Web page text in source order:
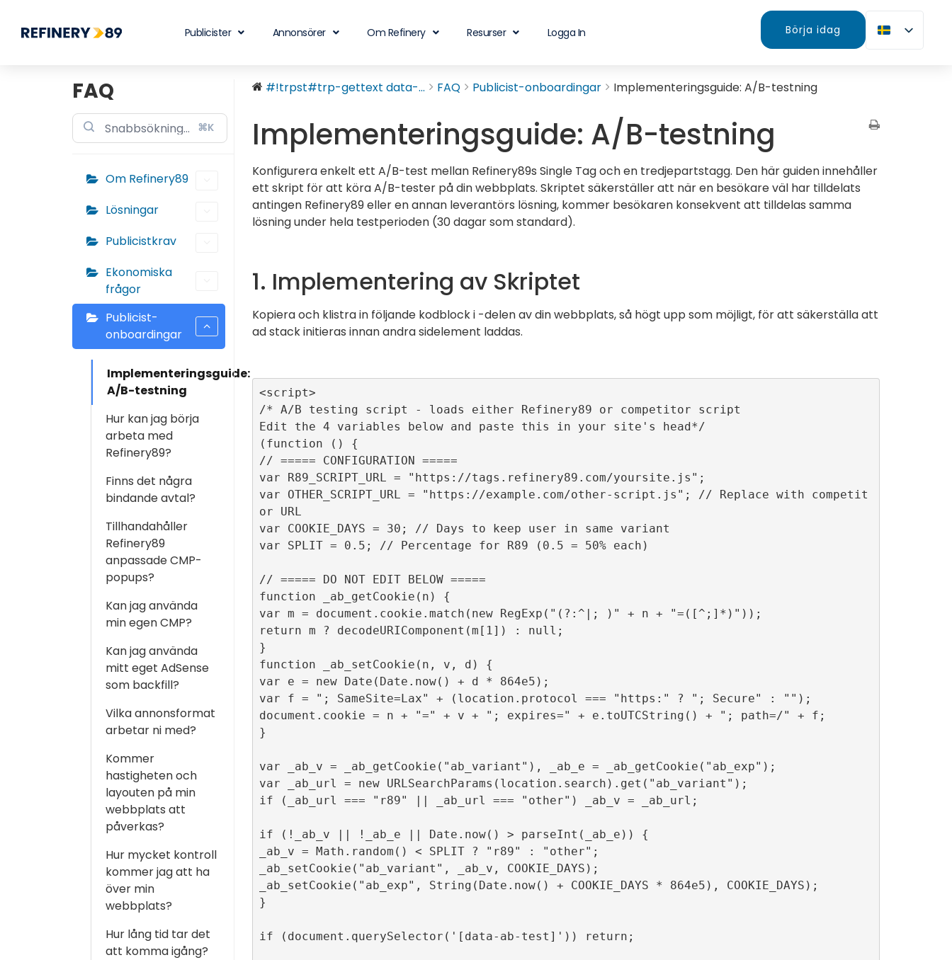
Publicister Annonsörer Om Refinery Resurser Logga In Börja idag
FAQ
⌘K
Om Refinery89
Lösningar
Publicistkrav
Ekonomiska
frågor
Publicist-
onboardingar
Implementeringsguide:
A/B-testning
Hur kan jag börja
arbeta med
Refinery89?
Finns det några
bindande avtal?
Tillhandahåller
Refinery89
anpassade CMP-
popups?
Kan jag använda
min egen CMP?
Kan jag använda
mitt eget AdSense
som backfill?
Vilka annonsformat
arbetar ni med?
Kommer
hastigheten och
layouten på min
webbplats att
påverkas?
Hur mycket kontroll
kommer jag att ha
över min
webbplats?
Hur lång tid tar det
att komma igång?
#!trpst#trp-gettext data-... FAQ Publicist-onboardingar Implementeringsguide: A/B-testning
Implementeringsguide: A/B-testning
Konfigurera enkelt ett A/B-test mellan Refinery89s Single Tag och en tredjepartstagg. Den här guiden innehåller
ett skript för att köra A/B-tester på din webbplats. Skriptet säkerställer att när en besökare väl har tilldelats
antingen Refinery89 eller en annan leverantörs lösning, kommer besökaren konsekvent att tilldelas samma
lösning under hela testperioden (30 dagar som standard).
1. Implementering av Skriptet
Kopiera och klistra in följande kodblock i -delen av din webbplats, så högt upp som möjligt, för att säkerställa att
ad stack initieras innan andra sidelement laddas.
<script>
/* A/B testing script - loads either Refinery89 or competitor script
Edit the 4 variables below and paste this in your site's head*/
(function () {
// ===== CONFIGURATION =====
var R89_SCRIPT_URL = "https://tags.refinery89.com/yoursite.js";
var OTHER_SCRIPT_URL = "https://example.com/other-script.js"; // Replace with competit
or URL
var COOKIE_DAYS = 30; // Days to keep user in same variant
var SPLIT = 0.5; // Percentage for R89 (0.5 = 50% each)
// ===== DO NOT EDIT BELOW =====
function _ab_getCookie(n) {
var m = document.cookie.match(new RegExp("(?:^|; )" + n + "=([^;]*)"));
return m ? decodeURIComponent(m[1]) : null;
}
function _ab_setCookie(n, v, d) {
var e = new Date(Date.now() + d * 864e5);
var f = "; SameSite=Lax" + (location.protocol === "https:" ? "; Secure" : "");
document.cookie = n + "=" + v + "; expires=" + e.toUTCString() + "; path=/" + f;
}
var _ab_v = _ab_getCookie("ab_variant"), _ab_e = _ab_getCookie("ab_exp");
var _ab_url = new URLSearchParams(location.search).get("ab_variant");
if (_ab_url === "r89" || _ab_url === "other") _ab_v = _ab_url;
if (!_ab_v || !_ab_e || Date.now() > parseInt(_ab_e)) {
_ab_v = Math.random() < SPLIT ? "r89" : "other";
_ab_setCookie("ab_variant", _ab_v, COOKIE_DAYS);
_ab_setCookie("ab_exp", String(Date.now() + COOKIE_DAYS * 864e5), COOKIE_DAYS);
}
if (document.querySelector('[data-ab-test]')) return;